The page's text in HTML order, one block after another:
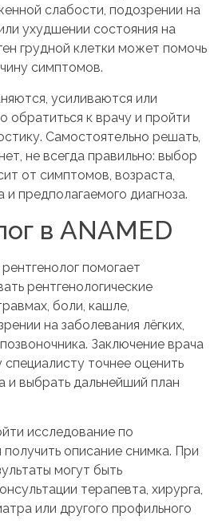
слабости, подозрении на
ухудшении состояния на
грудной клетки может помочь
симптомов.
усиливаются или
обратиться к врачу и пройти
Самостоятельно решать,
не всегда правильно: выбор
от симптомов, возраста,
и предполагаемого диагноза.
в ANAMED
помогает
рентгенологические
боли, кашле,
на заболевания лёгких,
Заключение врача
точнее оценить
и выбрать дальнейший план
исследование по
описание снимка. При
могут быть
терапевта, хирурга,
или другого профильного